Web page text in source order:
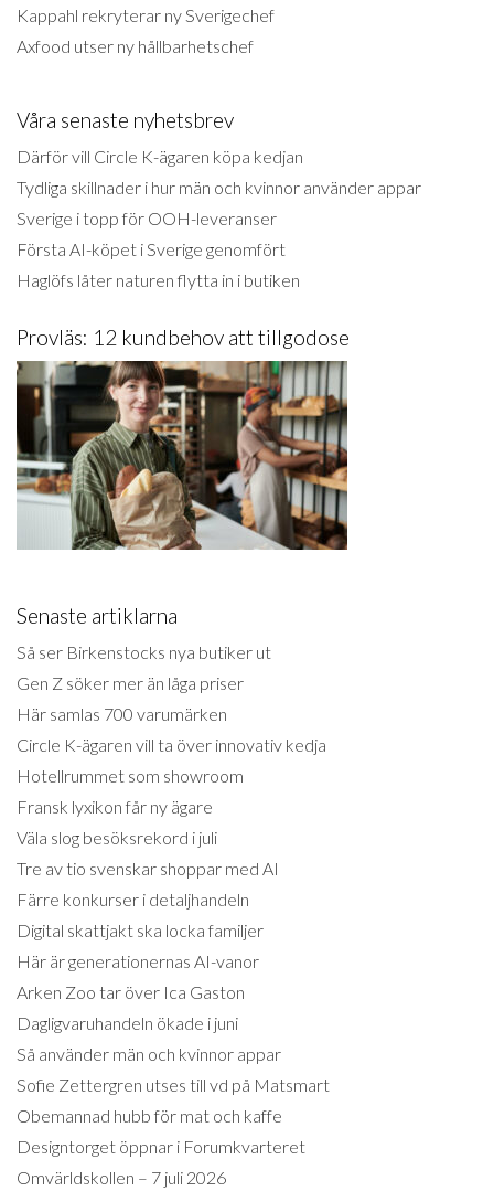
Kappahl rekryterar ny Sverigechef
Axfood utser ny hållbarhetschef
Våra senaste nyhetsbrev
Därför vill Circle K-ägaren köpa kedjan
Tydliga skillnader i hur män och kvinnor använder appar
Sverige i topp för OOH-leveranser
Första AI-köpet i Sverige genomfört
Haglöfs låter naturen flytta in i butiken
Provläs: 12 kundbehov att tillgodose
Senaste artiklarna
Så ser Birkenstocks nya butiker ut
Gen Z söker mer än låga priser
Här samlas 700 varumärken
Circle K-ägaren vill ta över innovativ kedja
Hotellrummet som showroom
Fransk lyxikon får ny ägare
Väla slog besöksrekord i juli
Tre av tio svenskar shoppar med AI
Färre konkurser i detaljhandeln
Digital skattjakt ska locka familjer
Här är generationernas AI-vanor
Arken Zoo tar över Ica Gaston
Dagligvaruhandeln ökade i juni
Så använder män och kvinnor appar
Sofie Zettergren utses till vd på Matsmart
Obemannad hubb för mat och kaffe
Designtorget öppnar i Forumkvarteret
Omvärldskollen – 7 juli 2026